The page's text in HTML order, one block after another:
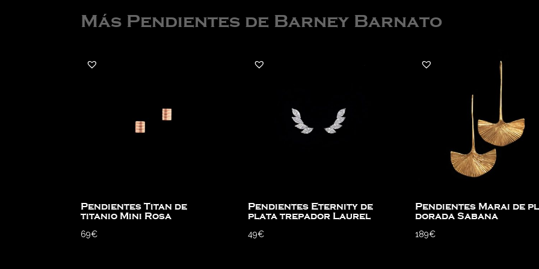
Más Pendientes de Barney Barnato
Pendientes Titan de
titanio Mini Rosa
69€
Pendientes Eternity de
plata trepador Laurel
49€
Pendientes Marai de
dorada Sabana
189€